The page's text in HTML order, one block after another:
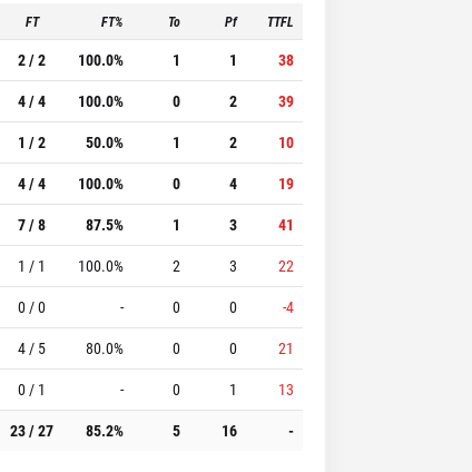
FT FT% To Pf TTFL
2 / 2 100.0% 1 1
38
4 / 4 100.0% 0 2
39
1 / 2 50.0% 1 2
10
4 / 4 100.0% 0 4
19
7 / 8 87.5% 1 3
41
1 / 1 100.0% 2 3
22
0 / 0 - 0 0
-4
4 / 5 80.0% 0 0
21
0 / 1 - 0 1
13
23 / 27 85.2% 5 16 -